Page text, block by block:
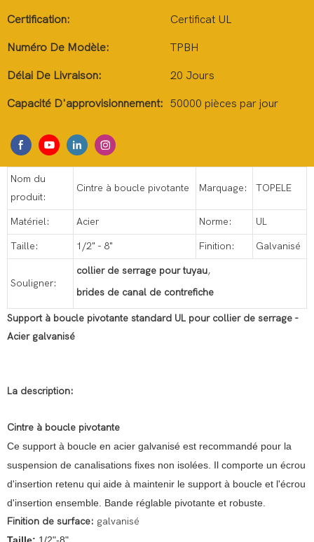
Certification: Certificat UL
Numéro De Modèle: TPBH
Délai De Livraison: 20 Jours
Capacité D'approvisionnement: 50000 pièces par jour
Nom du
produit:
Cintre à boucle pivotante Marquage: TOPELE
Matériel: Acier Norme: UL
Taille: 1/2" - 8" Finition: Galvanisé
Souligner:
collier de serrage pour tuyau,
brides de canal de contrefiche
Support à boucle pivotante standard UL pour collier de serrage -
Acier galvanisé
La description:
Cintre à boucle pivotante
Ce support à boucle en acier galvanisé est recommandé pour la
suspension de canalisations fixes non isolées. Il comporte un écrou
d'insertion retenu qui aide à maintenir le support à boucle et l'écrou
d'insertion ensemble. Bande réglable pivotante et robuste.
Finition de surface: galvanisé